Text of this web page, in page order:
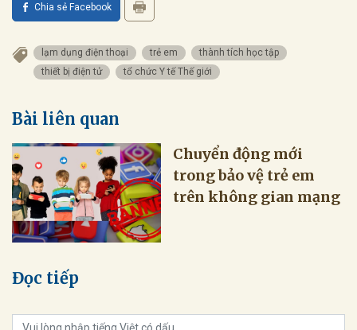
Chia sẻ Facebook
lạm dụng điện thoại trẻ em
thành tích học tập
thiết bị điện tử
tổ chức Y tế Thế giới
Bài liên quan
Chuyển động mới
trong bảo vệ trẻ em
trên không gian mạng
Đọc tiếp